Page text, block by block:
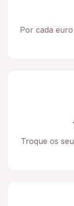
Por cada
Troque os